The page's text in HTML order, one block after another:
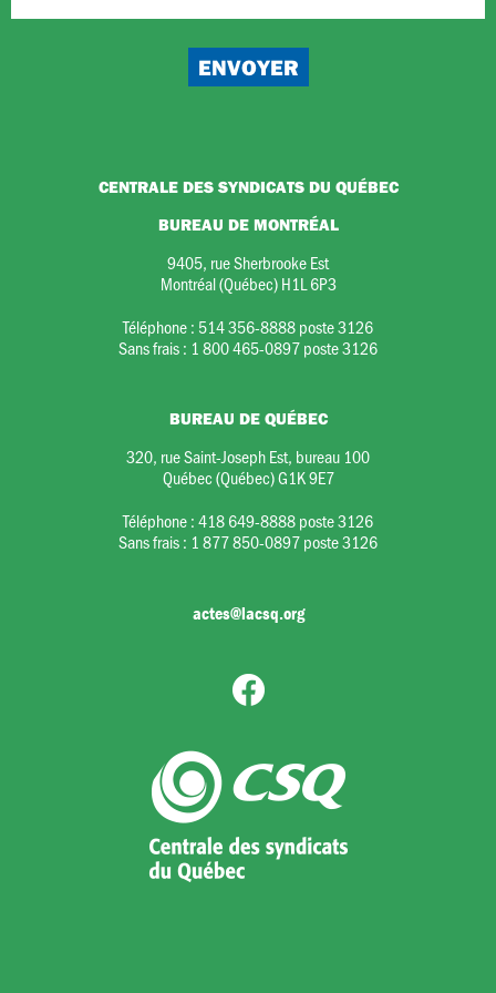
CENTRALE DES SYNDICATS DU QUÉBEC
BUREAU DE MONTRÉAL
9405, rue Sherbrooke Est
Montréal (Québec) H1L 6P3
Téléphone : 514 356-8888 poste 3126
Sans frais : 1 800 465-0897 poste 3126
BUREAU DE QUÉBEC
320, rue Saint-Joseph Est, bureau 100
Québec (Québec) G1K 9E7
Téléphone :418 649-8888 poste 3126
Sans frais : 1 877 850-0897 poste 3126
actes@lacsq.org